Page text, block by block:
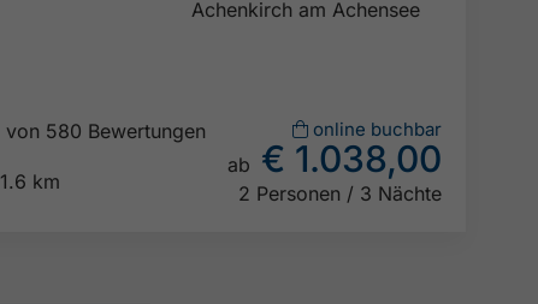
Achenkirch am Achensee
von 580 Bewertungen
1.6 km
online buchbar
ab € 1.038,00
2 Personen / 3 Nächte